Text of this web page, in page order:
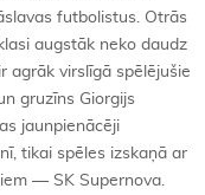
futbolistus. Otrās
augstāk neko daudz
agrāk virslīgā spēlējušie
gruzīns Giorgijs
jaunpienācēji
tikai spēles izskaņā ar
— SK Supernova.